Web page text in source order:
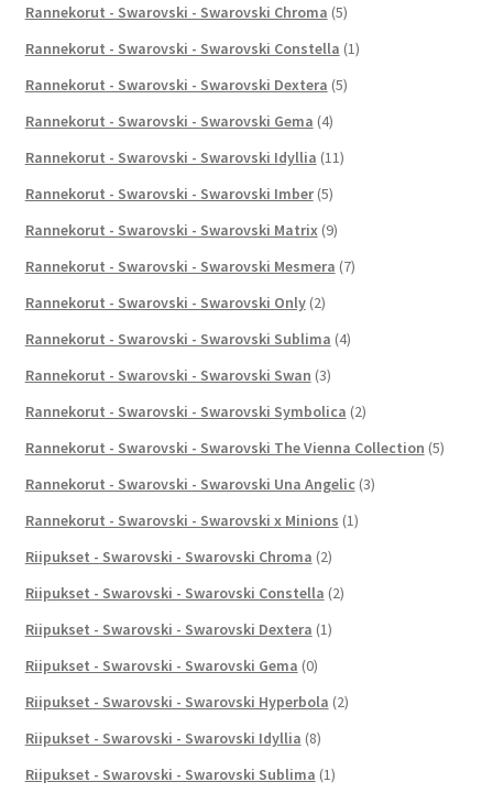
Rannekorut - Swarovski - Swarovski Chroma (5)
Rannekorut - Swarovski - Swarovski Constella (1)
Rannekorut - Swarovski - Swarovski Dextera (5)
Rannekorut - Swarovski - Swarovski Gema (4)
Rannekorut - Swarovski - Swarovski Idyllia (11)
Rannekorut - Swarovski - Swarovski Imber (5)
Rannekorut - Swarovski - Swarovski Matrix (9)
Rannekorut - Swarovski - Swarovski Mesmera (7)
Rannekorut - Swarovski - Swarovski Only (2)
Rannekorut - Swarovski - Swarovski Sublima (4)
Rannekorut - Swarovski - Swarovski Swan (3)
Rannekorut - Swarovski - Swarovski Symbolica (2)
Rannekorut - Swarovski - Swarovski The Vienna Collection (5)
Rannekorut - Swarovski - Swarovski Una Angelic (3)
Rannekorut - Swarovski - Swarovski x Minions (1)
Riipukset - Swarovski - Swarovski Chroma (2)
Riipukset - Swarovski - Swarovski Constella (2)
Riipukset - Swarovski - Swarovski Dextera (1)
Riipukset - Swarovski - Swarovski Gema (0)
Riipukset - Swarovski - Swarovski Hyperbola (2)
Riipukset - Swarovski - Swarovski Idyllia (8)
Riipukset - Swarovski - Swarovski Sublima (1)